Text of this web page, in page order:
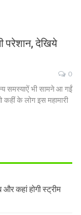
परेशान, देखिये
0
समस्याऐं भी सामने आ गईं
के लोग इस महामारी
कहां होगी स्ट्रीम